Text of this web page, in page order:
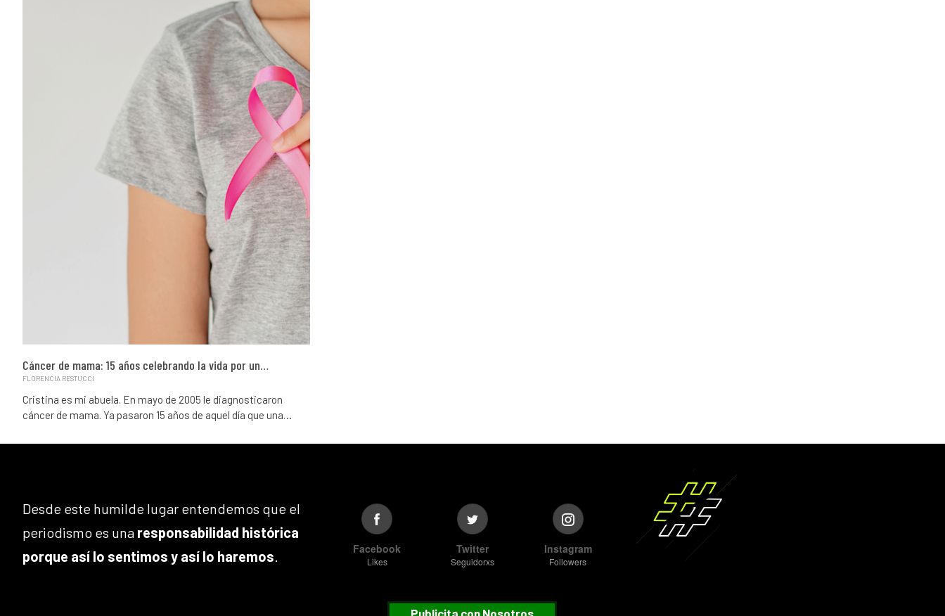
Cáncer de mama: 15 años celebrando la vida por un…
FLORENCIA RESTUCCI
Cristina es mi abuela. En mayo de 2005 le diagnosticaron
cáncer de mama. Ya pasaron 15 años de aquel día que una…
Desde este humilde lugar entendemos que el
periodismo es una responsabilidad histórica
porque así lo sentimos y así lo haremos
Facebook
Likes
Twitter
Seguidorxs
Instagram
Followers
Publicita con Nosotros